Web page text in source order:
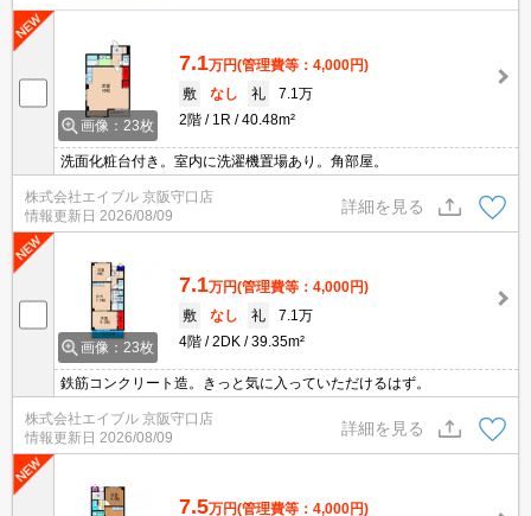
画像：23枚
7.1万円(管理費等：4,000円)
敷
なし 礼
7.1万
2階
1R 40.48m²
洗面化粧台付き。室内に洗濯機置場あり。角部屋。
株式会社エイブル 京阪守口店
情報更新日 2026/08/09
詳細を見る
画像：23枚
7.1万円(管理費等：4,000円)
敷
なし 礼
7.1万
4階
2DK 39.35m²
鉄筋コンクリート造。きっと気に入っていただけるはず。
株式会社エイブル 京阪守口店
情報更新日 2026/08/09
詳細を見る
7.5万円(管理費等：4,000円)